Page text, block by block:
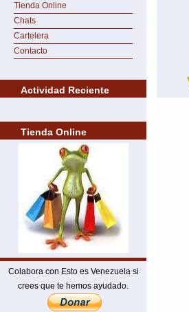
Tienda Online
Chats
Cartelera
Contacto
Actividad Reciente
Tienda Online
Colabora con Esto es Venezuela si
crees que te hemos ayudado.